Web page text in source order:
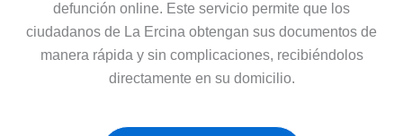
defunción online. Este servicio permite que los
ciudadanos de La Ercina obtengan sus documentos de
manera rápida y sin complicaciones, recibiéndolos
directamente en su domicilio.